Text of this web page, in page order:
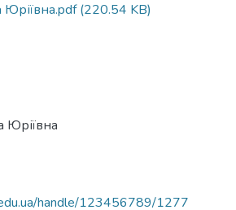
Юріївна.pdf(220.54 KB)
Юріївна
handle/123456789/1277